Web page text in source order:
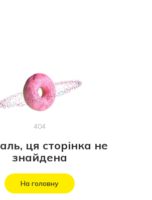
404
ця сторінка не
знайдена
На головну